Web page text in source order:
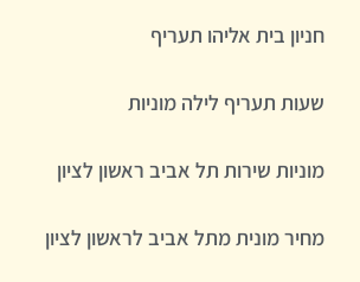
חניון בית אליהו תעריף
שעות תעריף לילה מוניות
מוניות שירות תל אביב ראשון לציון
מחיר מונית מתל אביב לראשון לציון